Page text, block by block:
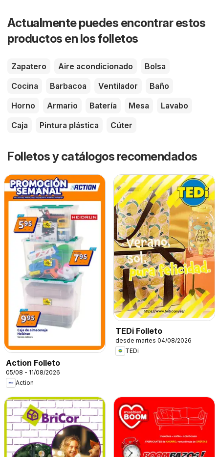
Actualmente puedes encontrar estos
productos en los folletos
Zapatero Aire acondicionado
Bolsa
Cocina
Barbacoa Ventilador
Baño
Horno
Armario Batería Mesa
Lavabo
Caja
Pintura plástica Cúter
Folletos y catálogos recomendados
Action Folleto
05/08 - 11/08/2026
Action
TEDi Folleto
desde martes 04/08/2026
TEDi